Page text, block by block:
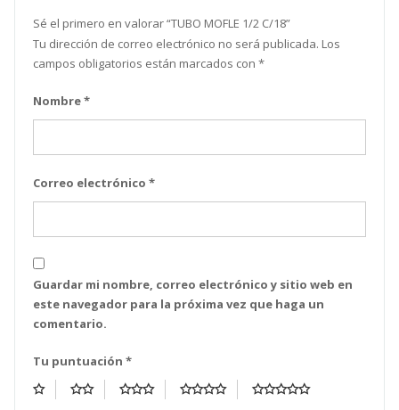
Sé el primero en valorar “ TUBO MOFLE 1/2 C/18”
Tu dirección de correo electrónico no será publicada. Los
campos obligatorios están marcados con *
Nombre*
Correo electrónico *
Guardar mi nombre, correo electrónico y sitio web en
este navegador para la próxima vez que haga un
comentario.
Tu puntuación *